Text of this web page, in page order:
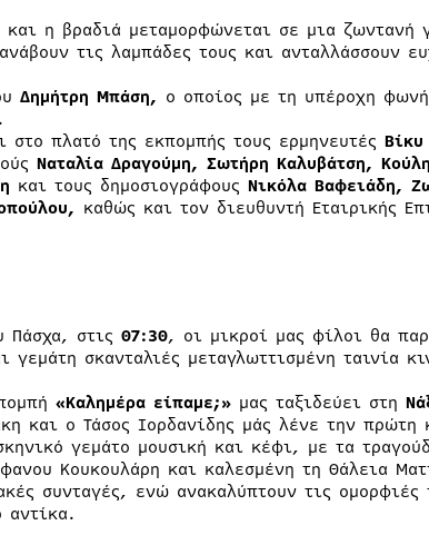
η βραδιά μεταμορφώνεται σε μια ζωντανή
τις λαμπάδες τους και ανταλλάσσουν
Δημήτρη Μπάση, ο οποίος με τη υπέροχη
στο πλατό της εκπομπής τους ερμηνευτές
Ναταλία Δραγούμη, Σωτήρη Καλυβάτση,
και τους δημοσιογράφους Νικόλα Βαφειάδη,
καθώς και τον διευθυντή Εταιρικής
Πάσχα, στις 07:30, οι μικροί μας φίλοι θα
γεμάτη σκανταλιές μεταγλωττισμένη ταινία
«Καλημέρα είπαμε;»μας ταξιδεύει στη
και ο Τάσος Ιορδανίδης μάς λένε την πρώτη
γεμάτο μουσική και κέφι, με τα
Κουκουλάρη και καλεσμένη τη Θάλεια
συνταγές, ενώ ανακαλύπτουν τις
αντίκα.